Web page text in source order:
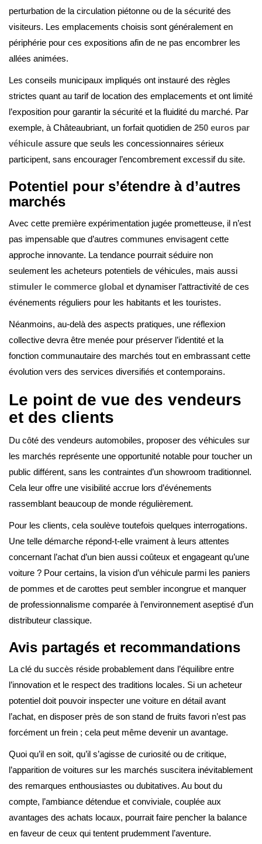
perturbation de la circulation piétonne ou de la sécurité des
visiteurs. Les emplacements choisis sont généralement en
périphérie pour ces expositions afin de ne pas encombrer les
allées animées.
Les conseils municipaux impliqués ont instauré des règles
strictes quant au tarif de location des emplacements et ont limité
l’exposition pour garantir la sécurité et la fluidité du marché. Par
exemple, à Châteaubriant, un forfait quotidien de 250 euros par
véhicule assure que seuls les concessionnaires sérieux
participent, sans encourager l’encombrement excessif du site.
Potentiel pour s’étendre à d’autres
marchés
Avec cette première expérimentation jugée prometteuse, il n’est
pas impensable que d’autres communes envisagent cette
approche innovante. La tendance pourrait séduire non
seulement les acheteurs potentiels de véhicules, mais aussi
stimuler le commerce global et dynamiser l’attractivité de ces
événements réguliers pour les habitants et les touristes.
Néanmoins, au-delà des aspects pratiques, une réflexion
collective devra être menée pour préserver l’identité et la
fonction communautaire des marchés tout en embrassant cette
évolution vers des services diversifiés et contemporains.
Le point de vue des vendeurs
et des clients
Du côté des vendeurs automobiles, proposer des véhicules sur
les marchés représente une opportunité notable pour toucher un
public différent, sans les contraintes d’un showroom traditionnel.
Cela leur offre une visibilité accrue lors d’événements
rassemblant beaucoup de monde régulièrement.
Pour les clients, cela soulève toutefois quelques interrogations.
Une telle démarche répond-t-elle vraiment à leurs attentes
concernant l’achat d’un bien aussi coûteux et engageant qu’une
voiture ? Pour certains, la vision d’un véhicule parmi les paniers
de pommes et de carottes peut sembler incongrue et manquer
de professionnalisme comparée à l’environnement aseptisé d’un
distributeur classique.
Avis partagés et recommandations
La clé du succès réside probablement dans l’équilibre entre
l’innovation et le respect des traditions locales. Si un acheteur
potentiel doit pouvoir inspecter une voiture en détail avant
l’achat, en disposer près de son stand de fruits favori n’est pas
forcément un frein ; cela peut même devenir un avantage.
Quoi qu’il en soit, qu’il s’agisse de curiosité ou de critique,
l’apparition de voitures sur les marchés suscitera inévitablement
des remarques enthousiastes ou dubitatives. Au bout du
compte, l’ambiance détendue et conviviale, couplée aux
avantages des achats locaux, pourrait faire pencher la balance
en faveur de ceux qui tentent prudemment l’aventure.